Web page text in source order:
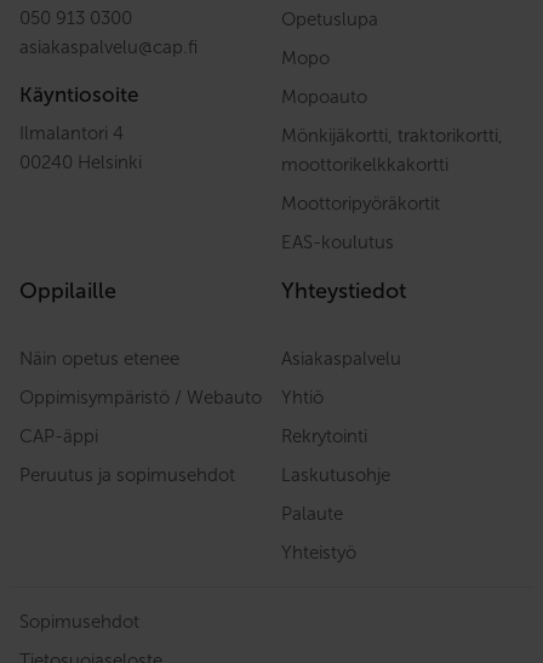
050 913 0300
asiakaspalvelu@cap.fi
Käyntiosoite
Ilmalantori 4
00240 Helsinki
Opetuslupa
Mopo
Mopoauto
Mönkijäkortti, traktorikortti,
moottorikelkkakortti
Moottoripyöräkortit
EAS-koulutus
Oppilaille
Näin opetus etenee
Oppimisympäristö / Webauto
CAP-äppi
Peruutus ja sopimusehdot
Yhteystiedot
Asiakaspalvelu
Yhtiö
Rekrytointi
Laskutusohje
Palaute
Yhteistyö
Sopimusehdot